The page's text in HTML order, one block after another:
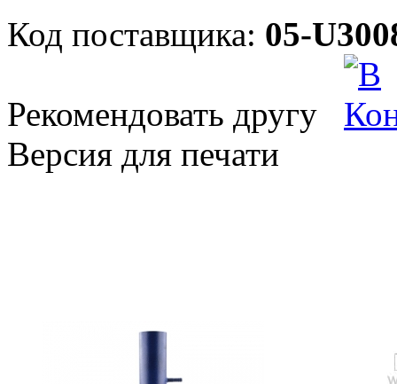
Код поставщика: 05-
Рекомендовать другу
Версия для печати